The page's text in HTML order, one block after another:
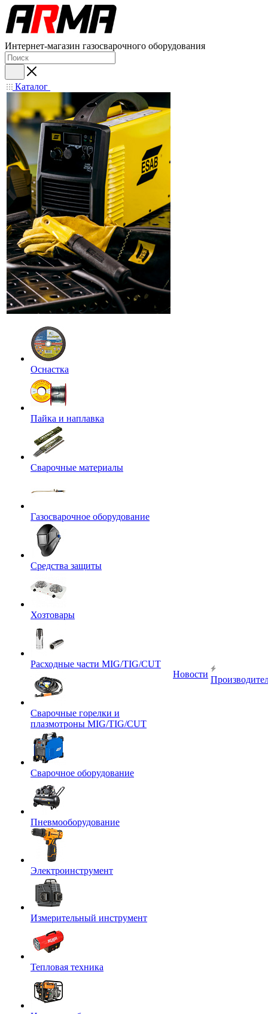
Интернет-магазин газосварочного оборудования
Каталог
Оснастка
Пайка и наплавка
Сварочные материалы
Газосварочное оборудование
Средства защиты
Хозтовары
Расходные части MIG/TIG/CUT
Сварочные горелки и
плазмотроны MIG/TIG/CUT
Сварочное оборудование
Пневмооборудование
Электроинструмент
Измерительный инструмент
Тепловая техника
Новости